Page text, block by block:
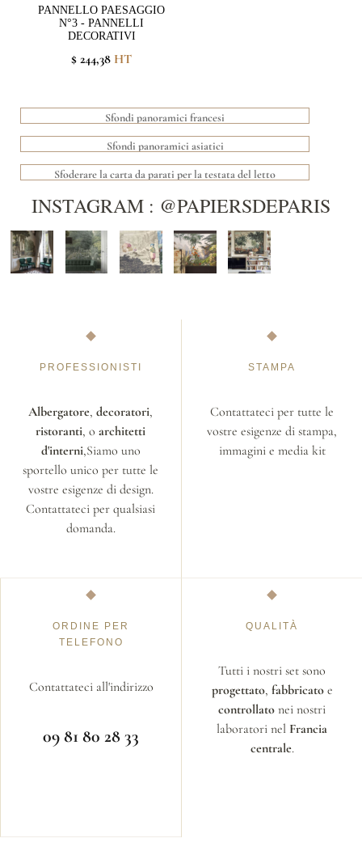
PANNELLO PAESAGGIO
N°3 - PANNELLI
DECORATIVI
$ 244,38 HT
Sfondi panoramici francesi
Sfondi panoramici asiatici
Sfoderare la carta da parati per la testata del letto
INSTAGRAM : @PAPIERSDEPARIS
PROFESSIONISTI
Albergatore, decoratori,
ristoranti, o architetti
d'interni,Siamo uno
sportello unico per tutte le
vostre esigenze di design.
Contattateci per qualsiasi
domanda.
STAMPA
Contattateci per tutte le
vostre esigenze di stampa,
immagini e media kit
ORDINE PER
TELEFONO
Contattateci all'indirizzo
09 81 80 28 33
QUALITÀ
Tutti i nostri set sono
progettato, fabbricatoe
controllato nei nostri
laboratori nel Francia
centrale.